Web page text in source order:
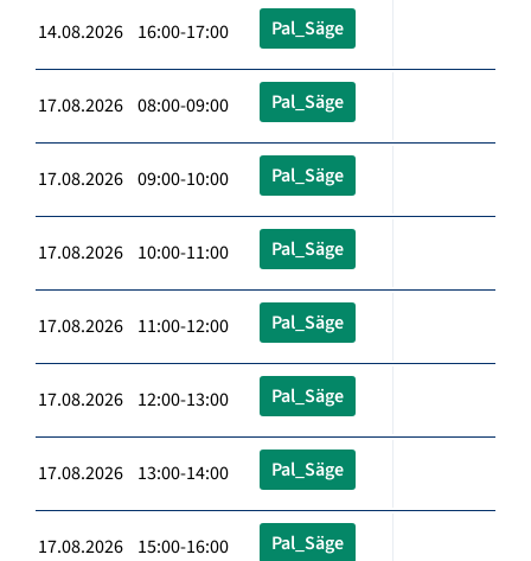
14.08.2026 16:00-17:00 Pal_Säge
17.08.2026 08:00-09:00 Pal_Säge
17.08.2026 09:00-10:00 Pal_Säge
17.08.2026 10:00-11:00 Pal_Säge
17.08.2026 11:00-12:00 Pal_Säge
17.08.2026 12:00-13:00 Pal_Säge
17.08.2026 13:00-14:00 Pal_Säge
17.08.2026 15:00-16:00 Pal_Säge